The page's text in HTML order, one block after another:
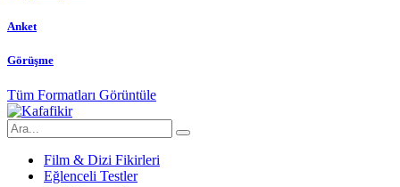
Anket
Görüşme
Tüm Formatları Görüntüle
Film & Dizi Fikirleri
Eğlenceli Testler